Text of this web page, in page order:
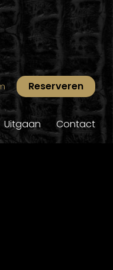
Reserveren
Uitgaan Contact